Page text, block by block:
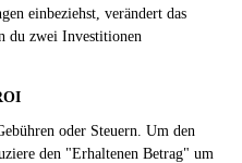
einbeziehst, verändert das
du zwei Investitionen
oder Steuern. Um den
den "Erhaltenen Betrag" um